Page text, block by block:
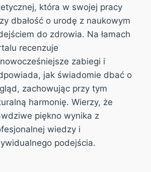
która w swojej pracy
dbałość o urodę z naukowym
do zdrowia. Na łamach
recenzuje
zabiegi i
jak świadomie dbać o
zachowując przy tym
harmonię. Wierzy, że
piękno wynika z
wiedzy i
podejścia.